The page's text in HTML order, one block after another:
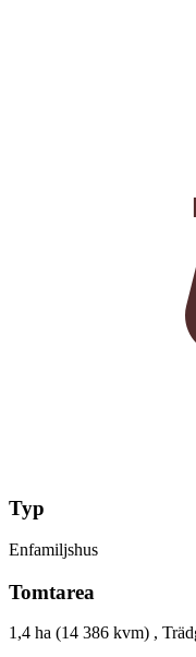
Typ
Enfamiljshus
Tomtarea
1,4 ha (14 386 kvm) ,